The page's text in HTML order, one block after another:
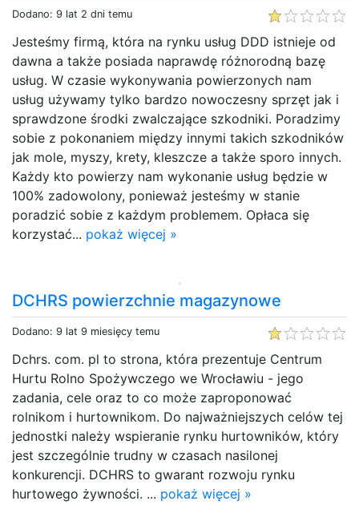
Dodano: 9 lat 2 dni temu
Jesteśmy firmą, która na rynku usług DDD istnieje od
dawna a także posiada naprawdę różnorodną bazę
usług. W czasie wykonywania powierzonych nam
usług używamy tylko bardzo nowoczesny sprzęt jak i
sprawdzone środki zwalczające szkodniki. Poradzimy
sobie z pokonaniem między innymi takich szkodników
jak mole, myszy, krety, kleszcze a także sporo innych.
Każdy kto powierzy nam wykonanie usług będzie w
100% zadowolony, ponieważ jesteśmy w stanie
poradzić sobie z każdym problemem. Opłaca się
korzystać... pokaż więcej »
DCHRS powierzchnie magazynowe
Dodano: 9 lat 9 miesięcy temu
Dchrs. com. pl to strona, która prezentuje Centrum
Hurtu Rolno Spożywczego we Wrocławiu - jego
zadania, cele oraz to co może zaproponować
rolnikom i hurtownikom. Do najważniejszych celów tej
jednostki należy wspieranie rynku hurtowników, który
jest szczególnie trudny w czasach nasilonej
konkurencji. DCHRS to gwarant rozwoju rynku
hurtowego żywności. ... pokaż więcej »